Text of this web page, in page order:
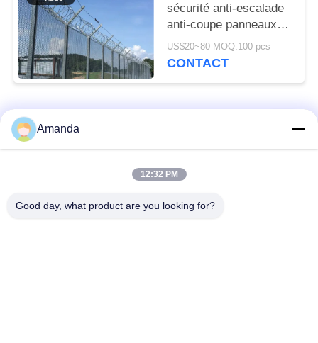
sécurité anti-escalade
anti-coupe panneaux
d'acier galvanisé
US$20~80 MOQ:100 pcs
CONTACT
Catégories populaires
Emballage structuré
Amanda
12:32 PM
Good day, what product are you looking for?